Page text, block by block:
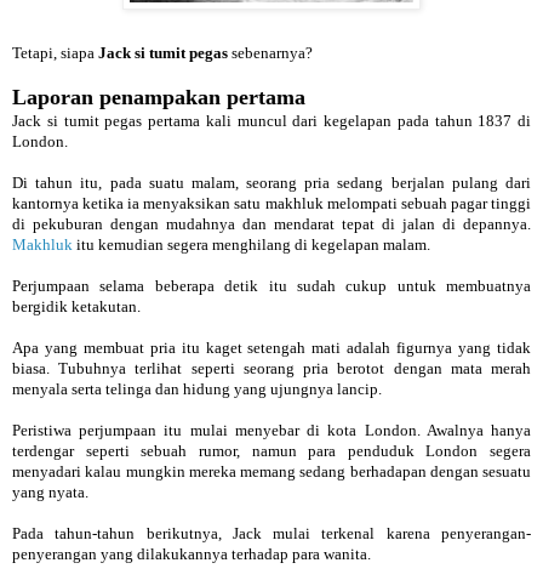
Tetapi, siapa Jack si tumit pegas sebenarnya?
Laporan penampakan pertama
Jack si tumit pegas pertama kali muncul dari kegelapan pada tahun 1837 di
London.
Di tahun itu, pada suatu malam, seorang pria sedang berjalan pulang dari
kantornya ketika ia menyaksikan satu makhluk melompati sebuah pagar tinggi
di pekuburan dengan mudahnya dan mendarat tepat di jalan di depannya.
Makhluk itu kemudian segera menghilang di kegelapan malam.
Perjumpaan selama beberapa detik itu sudah cukup untuk membuatnya
bergidik ketakutan.
Apa yang membuat pria itu kaget setengah mati adalah figurnya yang tidak
biasa. Tubuhnya terlihat seperti seorang pria berotot dengan mata merah
menyala serta telinga dan hidung yang ujungnya lancip.
Peristiwa perjumpaan itu mulai menyebar di kota London. Awalnya hanya
terdengar seperti sebuah rumor, namun para penduduk London segera
menyadari kalau mungkin mereka memang sedang berhadapan dengan sesuatu
yang nyata.
Pada tahun-tahun berikutnya, Jack mulai terkenal karena penyerangan-
penyerangan yang dilakukannya terhadap para wanita.